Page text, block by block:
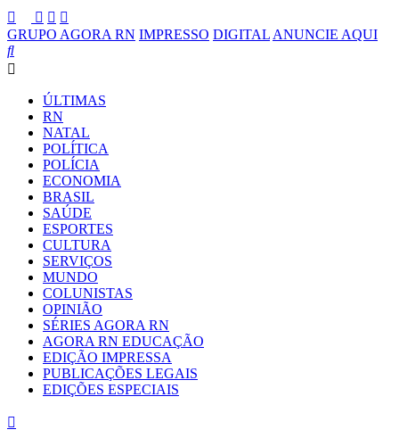
GRUPO AGORA RN IMPRESSO DIGITAL ANUNCIE AQUI
ÚLTIMAS
RN
NATAL
POLÍTICA
POLÍCIA
ECONOMIA
BRASIL
SAÚDE
ESPORTES
CULTURA
SERVIÇOS
MUNDO
COLUNISTAS
OPINIÃO
SÉRIES AGORA RN
AGORA RN EDUCAÇÃO
EDIÇÃO IMPRESSA
PUBLICAÇÕES LEGAIS
EDIÇÕES ESPECIAIS